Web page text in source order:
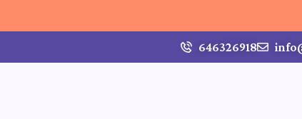
646326918